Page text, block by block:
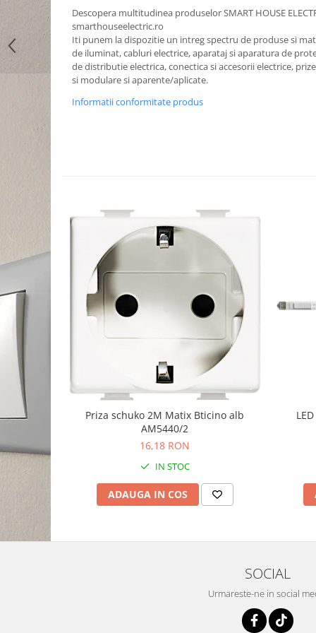
Descopera multitudinea produselor SMART HOUSE
smarthouseelectric.ro
Iti punem la dispozitie un intreg spectru de produse si
de iluminat, cabluri electrice, aparataj si aparatura de
de distributie electrica, conectica si accesorii electrice,
si modulare si aparente/aplicate.
Informatii conformitate produs
Priza schuko 2M Matix Bticino alb
AM5440/2
16,18 RON
IN STOC
ADAUGA IN COS
SOCIAL
Urmareste-ne in social